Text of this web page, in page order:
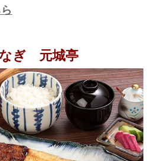
ぎ 元城亭